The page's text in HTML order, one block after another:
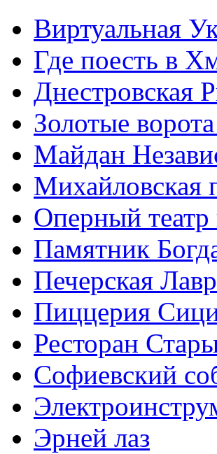
Виртуальная
Где поесть в
Днестровская
Золотые
Майдан
Михайловская
Оперный
Памятник
Печерская
Пиццерия
Ресторан
Софиевский
Эрней лаз